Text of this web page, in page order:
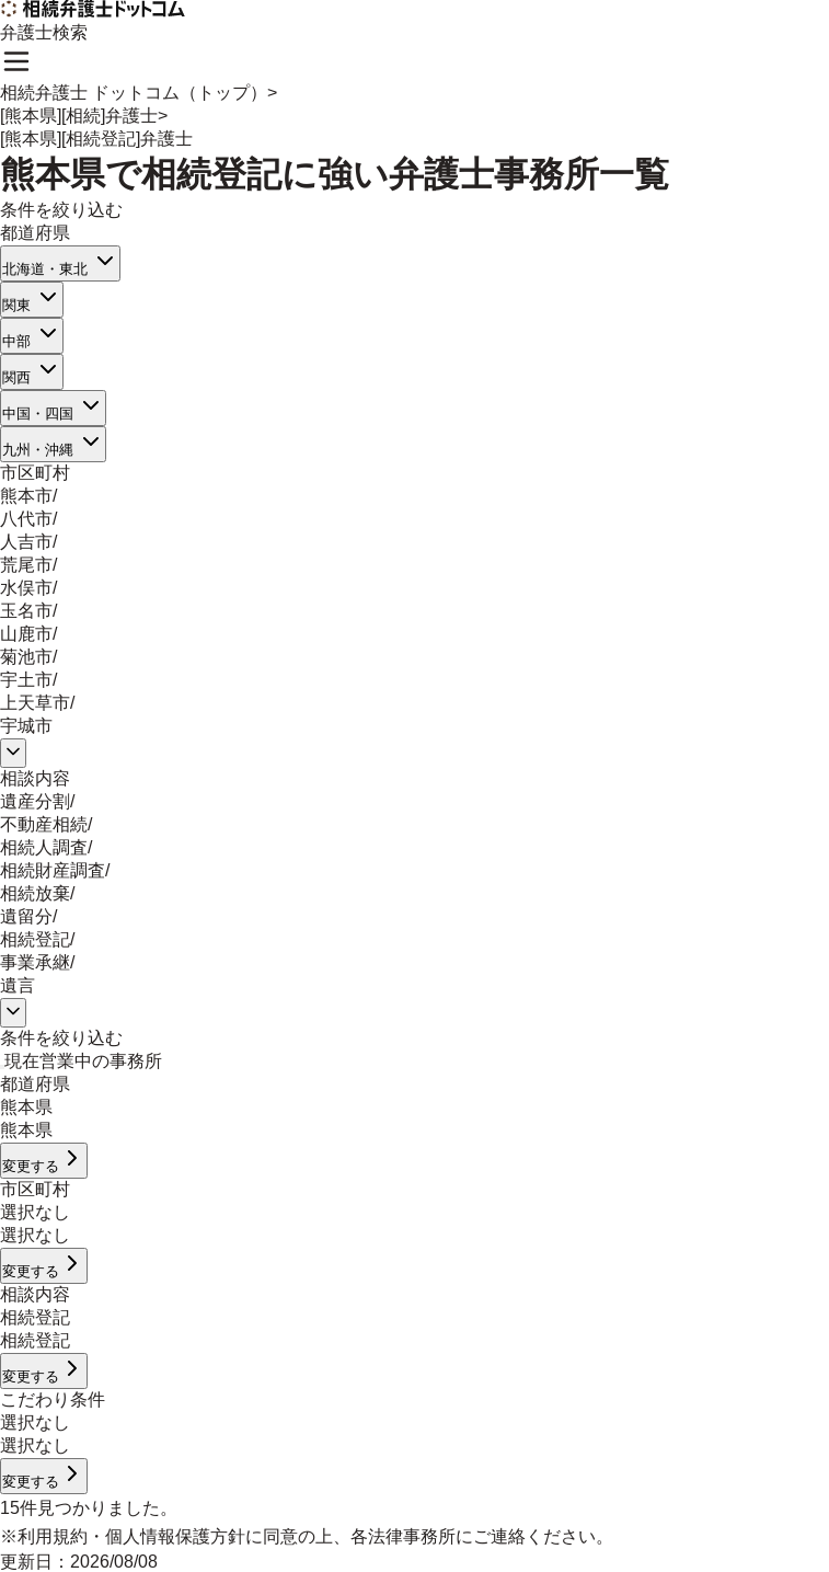
弁護士検索
相続弁護士 ドットコム（トップ） >
[熊本県][相続]弁護士>
[熊本県][相続登記]弁護士
熊本県で相続登記に強い弁護士事務所一覧
条件を絞り込む
都道府県
北海道・東北
関東
中部
関西
中国・四国
九州・沖縄
市区町村
熊本市/
八代市/
人吉市/
荒尾市/
水俣市/
玉名市/
山鹿市/
菊池市/
宇土市/
上天草市/
宇城市
相談内容
遺産分割/
不動産相続/
相続人調査/
相続財産調査/
相続放棄/
遺留分/
相続登記/
事業承継/
遺言
条件を絞り込む
現在営業中の事務所
都道府県
熊本県
熊本県
変更する
市区町村
選択なし
選択なし
変更する
相談内容
相続登記
相続登記
変更する
こだわり条件
選択なし
選択なし
変更する
15件見つかりました。
※利用規約 ・ 個人情報保護方針に同意の上、各法律事務所にご連絡ください。
更新日： 2026/08/08